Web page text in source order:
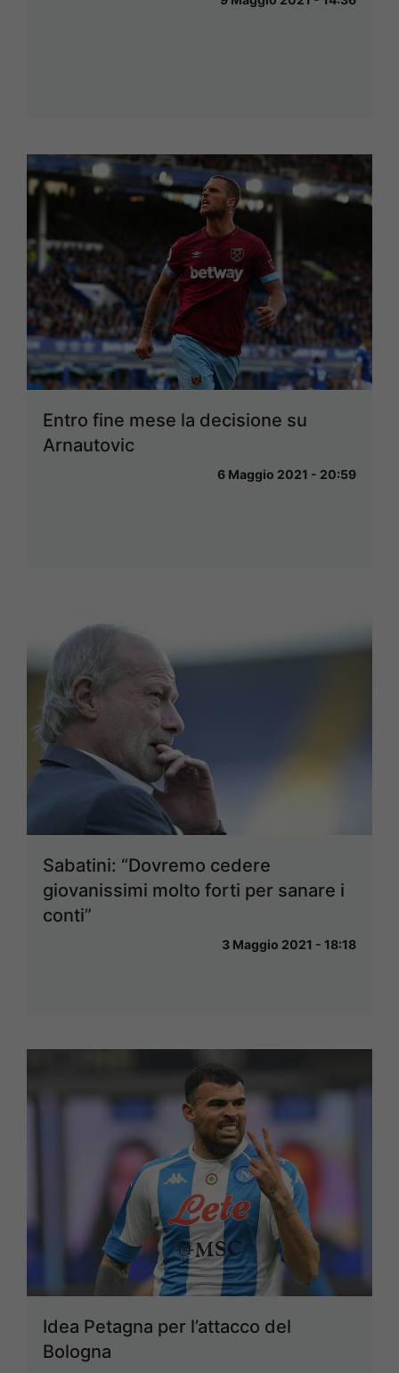
Entro fine mese la decisione su
Arnautovic
6 Maggio 2021 - 20:59
Sabatini: “Dovremo cedere
giovanissimi molto forti per sanare i
conti”
3 Maggio 2021 - 18:18
Idea Petagna per l’attacco del
Bologna